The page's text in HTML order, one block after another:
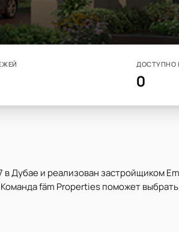
ДОСТУПНО
0
Дубае и реализован застройщиком
fäm Properties поможет